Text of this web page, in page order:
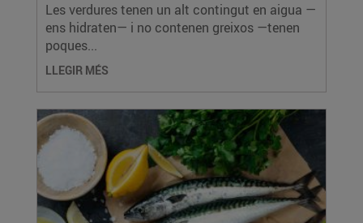
Les verdures tenen un alt contingut en aigua —
ens hidraten— i no contenen greixos —tenen
poques...
LLEGIR MÉS